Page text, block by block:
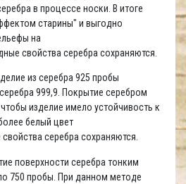
в процессе носки. В итоге
старины" и выгодно
на
свойства серебра сохраняются.
из серебра 925 пробы
999,9. Покрытие серебром
изделие имело устойчивость к
белый цвет
серебра сохраняются.
поверхности серебра тонким
750 пробы. При данном методе